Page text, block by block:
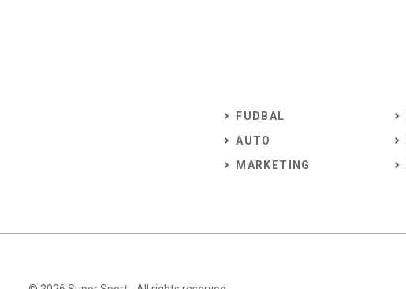
FUDBAL
AUTO
MARKETING